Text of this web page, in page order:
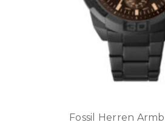
Fossil Herren